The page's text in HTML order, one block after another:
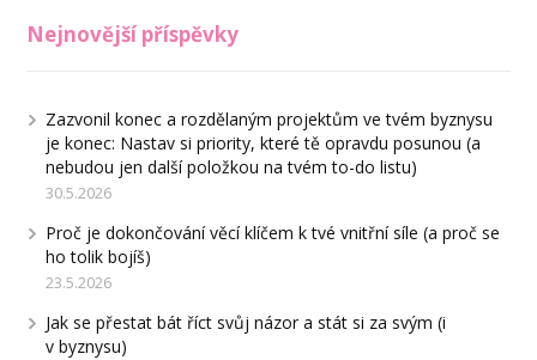
Nejnovější příspěvky
Zazvonil konec a rozdělaným projektům ve tvém byznysu
je konec: Nastav si priority, které tě opravdu posunou (a
nebudou jen další položkou na tvém to-do listu)
30.5.2026
Proč je dokončování věcí klíčem k tvé vnitřní síle (a proč se
ho tolik bojíš)
23.5.2026
Jak se přestat bát říct svůj názor a stát si za svým (i
v byznysu)